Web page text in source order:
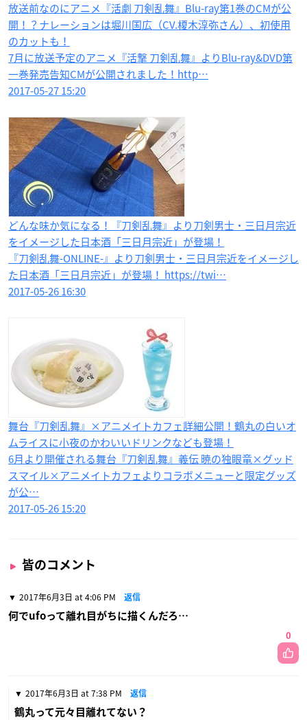
放送前なのにアニメ『活劇 刀剣乱舞』Blu-ray第1巻のCMが公
開！？ナレーションは堀川国広（CV.榎木淳弥さん）、初使用
のカットも！
7月に放送予定のアニメ『活撃 刀剣乱舞』よりBlu-ray&DVD第
一巻発売告知CMが公開されました！http…
2017-05-27 15:20
どんな味か気になる！『刀剣乱舞』より刀剣男士・三日月宗近
をイメージした日本酒「三日月宗近」が登場！
『刀剣乱舞-ONLINE-』より刀剣男士・三日月宗近をイメージし
た日本酒「三日月宗近」が登場！ https://twi…
2017-05-26 16:30
舞台『刀剣乱舞』×アニメイトカフェ詳細公開！鶴丸の白いオ
ムライスに小夜のかわいいドリンクなども登場！
6月より開催される舞台『刀剣乱舞』義伝 暁の独眼竜×グッド
スマイル×アニメイトカフェよりコラボメニューと限定グッズ
が公…
2017-05-26 15:20
皆のコメント
2017年6月3日 at 4:06 PM 返信
何でufoって離れ目がちに描くんだろ…
0
2017年6月3日 at 7:38 PM 返信
鶴丸って元々目離れてない？